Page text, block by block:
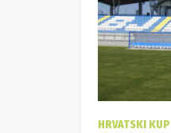
HRVATSKI KUP